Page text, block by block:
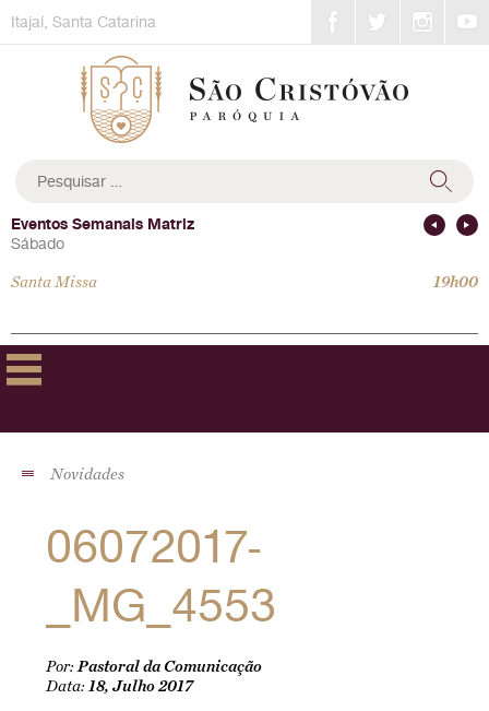
toItajaí, Santa Catarina
por:
Eventos Semanais Matriz
Sábado
Santa Missa 19h00
Novidades
06072017-
_MG_4553
Por:Pastoral da Comunicação
Data:18, Julho 2017